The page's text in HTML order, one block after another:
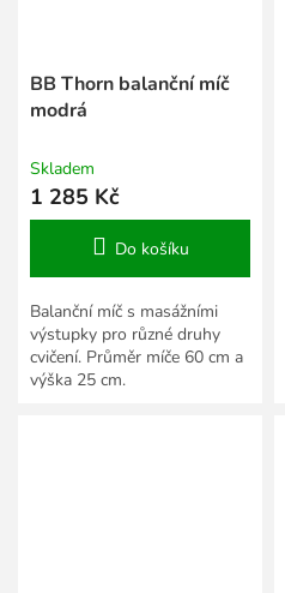
BB Thorn balanční míč
modrá
Skladem
1 285 Kč
Do košíku
Balanční míč s masážními
výstupky pro různé druhy
cvičení. Průměr míče 60 cm a
výška 25 cm.